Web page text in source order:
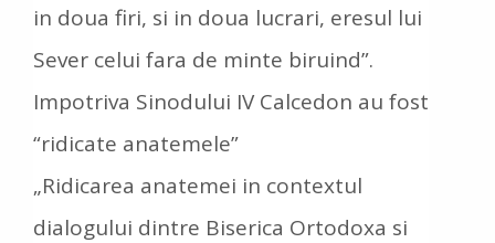
in doua firi, si in doua lucrari, eresul lui
Sever celui fara de minte biruind”.
Impotriva Sinodului IV Calcedon au fost
“ridicate anatemele”
„Ridicarea anatemei in contextul
dialogului dintre Biserica Ortodoxa si